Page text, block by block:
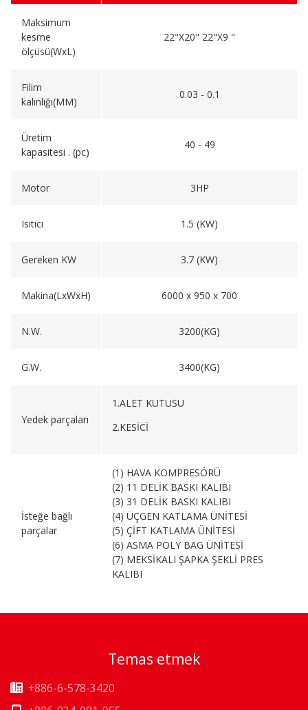
Maksimum
kesme
ölçüsü(WxL)
22"X20" 22"X9 "
Filim
kalınlığı(MM)
0.03 - 0.1
Üretim
kapasitesi . (pc)
40 - 49
Motor 3HP
Isıtıcı 1.5 (KW)
Gereken KW 3.7 (KW)
Makina(LxWxH) 6000 x 950 x 700
N.W. 3200(KG)
G.W. 3400(KG)
Yedek parçaları
1.ALET KUTUSU
2.KESİCİ
İsteğe bağlı
parçalar
(1) HAVA KOMPRESÖRÜ
(2) 11 DELİK BASKI KALIBI
(3) 31 DELİK BASKI KALIBI
(4) ÜÇGEN KATLAMA ÜNİTESİ
(5) ÇİFT KATLAMA ÜNİTESİ
(6) ASMA POLY BAG ÜNİTESİ
(7) MEKSİKALI ŞAPKA ŞEKLİ PRES
KALIBI
Temas etmek
+886-6-578-3420